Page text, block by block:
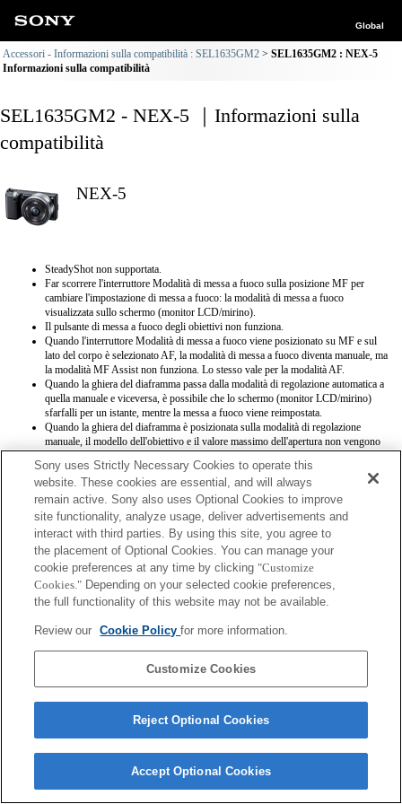
Global
Accessori - Informazioni sulla compatibilità : SEL1635GM2
SEL1635GM2 : NEX-5
Informazioni sulla compatibilità
SEL1635GM2 - NEX-5 ｜Informazioni sulla
compatibilità
NEX-5
SteadyShot non supportata.
Far scorrere l'interruttore Modalità di messa a fuoco sulla posizione MF per
cambiare l'impostazione di messa a fuoco: la modalità di messa a fuoco
visualizzata sullo schermo (monitor LCD/mirino).
Il pulsante di messa a fuoco degli obiettivi non funziona.
Quando l'interruttore Modalità di messa a fuoco viene posizionato su MF e sul
lato del corpo è selezionato AF, la modalità di messa a fuoco diventa manuale, ma
la modalità MF Assist non funziona. Lo stesso vale per la modalità AF.
Quando la ghiera del diaframma passa dalla modalità di regolazione automatica a
quella manuale e viceversa, è possibile che lo schermo (monitor LCD/mirino)
sfarfalli per un istante, mentre la messa a fuoco viene reimpostata.
Quando la ghiera del diaframma è posizionata sulla modalità di regolazione
manuale, il modello dell'obiettivo e il valore massimo dell'apertura non vengono
Quando la ghiera del diaframma è posizionata sulla modalità di regolazione
manuale, l'apertura è impostata al valore indicato dalla ghiera, indipendentemente
dalla modalità di esposizione.
Quando la ghiera del diaframma passa dalla modalità di regolazione automatica a
quella manuale e viceversa durante la registrazione di un filmato, la registrazione
Ruotare la ghiera del diaframma non interrompe il conto alla rovescia prima
dell'attivazione della modalità di risparmio energetico.
Quando la ghiera del diaframma è posizionata sulla modalità di regolazione
manuale, il controllo di defocalizzazione del background in Photo Creativity non
I nomi degli obiettivi Exif non saranno registrati correttamente.
Sony uses Strictly Necessary Cookies to operate this
website. These cookies are essential, and will always
remain active. Sony also uses Optional Cookies to improve
site functionality, analyze usage, deliver advertisements and
interact with third parties. By using this site, you agree to
the placement of Optional Cookies. You can manage your
cookie preferences at any time by clicking "Customize
Cookies." Depending on your selected cookie preferences,
the full functionality of this website may not be available.
Review our Cookie Policyfor more information.
Customize Cookies
Reject Optional Cookies
Accept Optional Cookies